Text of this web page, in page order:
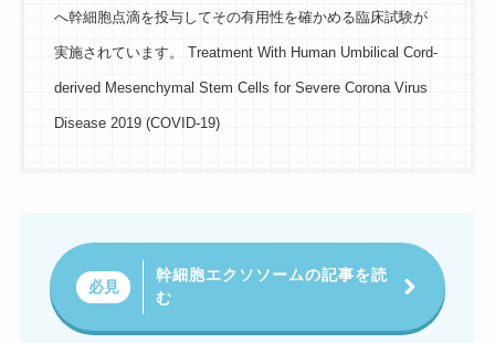
へ幹細胞点滴を投与してその有用性を確かめる臨床試験が
実施されています。 Treatment With Human Umbilical Cord-
derived Mesenchymal Stem Cells for Severe Corona Virus
Disease 2019 (COVID-19)
必見
幹細胞エクソソームの記事を読
む